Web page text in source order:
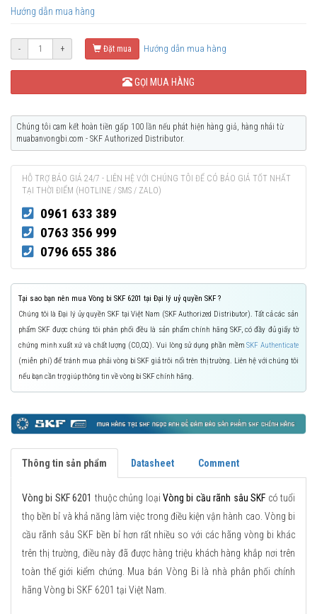
Hướng dẫn mua hàng
- + Đặt mua Hướng dẫn mua hàng
GỌI MUA HÀNG
Chúng tôi cam kết hoàn tiền gấp 100 lần nếu phát hiện hàng giả, hàng nhái từ
muabanvongbi.com - SKF Authorized Distributor.
HỖ TRỢ BÁO GIÁ 24/7 - LIÊN HỆ VỚI CHÚNG TÔI ĐỂ CÓ BÁO GIÁ TỐT NHẤT
TẠI THỜI ĐIỂM (HOTLINE / SMS / ZALO)
0961 633 389
0763 356 999
0796 655 386
Tại sao bạn nên mua Vòng bi SKF 6201 tại Đại lý uỷ quyền SKF ?
Chúng tôi là Đại lý ủy quyền SKF tại Việt Nam (SKF Authorized Distributor). Tất cả các sản
phẩm SKF được chúng tôi phân phối đều là sản phẩm chính hãng SKF, có đầy đủ giấy tờ
chứng minh xuất xứ và chất lượng (CO,CQ). Vui lòng sử dụng phần mềmSKF Authenticate
(miễn phí) để tránh mua phải vòng bi SKF giả trôi nổi trên thị trường. Liên hệ với chúng tôi
nếu bạn cần trợ giúp thông tin về vòng bi SKF chính hãng.
Thông tin sản phẩm Datasheet Comment
Vòng bi SKF 6201 thuộc chủng loạiVòng bi cầu rãnh sâu SKF có tuổi
thọ bền bỉ và khả năng làm việc trong điều kiện vận hành cao. Vòng bi
cầu rãnh sâu SKF bền bỉ hơn rất nhiều so với các hãng vòng bi khác
trên thị trường, điều này đã được hàng triệu khách hàng khắp nơi trên
toàn thế giới kiểm chứng. Mua bán Vòng Bi là nhà phân phối chính
hãng Vòng bi SKF 6201 tại Việt Nam.